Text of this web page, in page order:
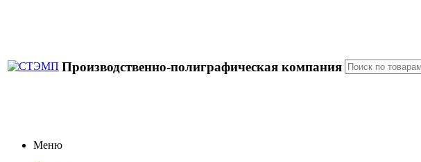
Производственно-полиграфическая компания
Меню